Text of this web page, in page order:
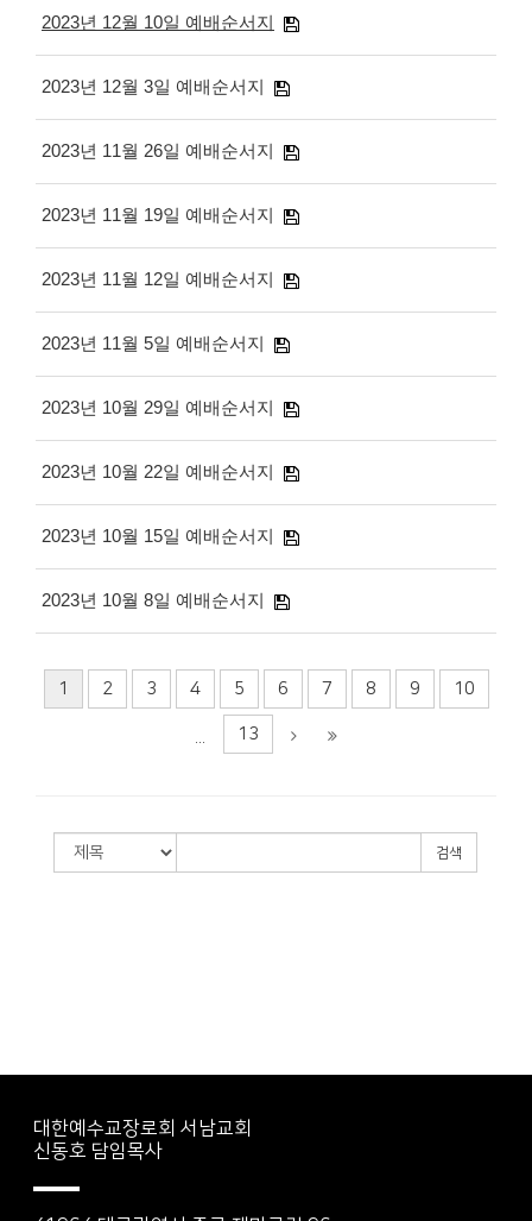
2023년 12월 10일 예배순서지
2023년 12월 3일 예배순서지
2023년 11월 26일 예배순서지
2023년 11월 19일 예배순서지
2023년 11월 12일 예배순서지
2023년 11월 5일 예배순서지
2023년 10월 29일 예배순서지
2023년 10월 22일 예배순서지
2023년 10월 15일 예배순서지
2023년 10월 8일 예배순서지
1 2 3 4 5 6 7 8 9 10
13
검색
대한예수교장로회 서남교회
신동호 담임목사